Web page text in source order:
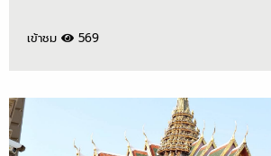
เข้าชม 569